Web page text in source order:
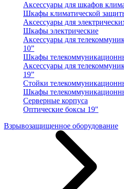
Аксессуары для шкафов
Шкафы климатической
Аксессуары для
Шкафы электрические
Аксессуары для
10”
Шкафы
Аксессуары для
19”
Стойки
Шкафы
Серверные корпуса
Оптические боксы 19"
Взрывозащищенное оборудование